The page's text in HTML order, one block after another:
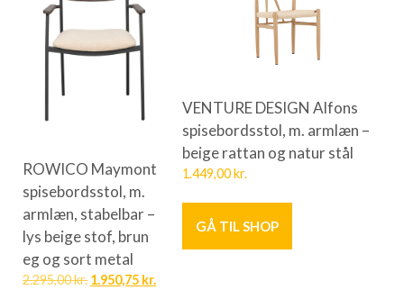
ROWICO Maymont
spisebordsstol, m.
armlæn, stabelbar –
lys beige stof, brun
eg og sort metal
2.295,00kr. 1.950,75 kr.
VENTURE DESIGN Alfons
spisebordsstol, m. armlæn –
beige rattan og natur stål
1.449,00kr.
GÅ TIL SHOP